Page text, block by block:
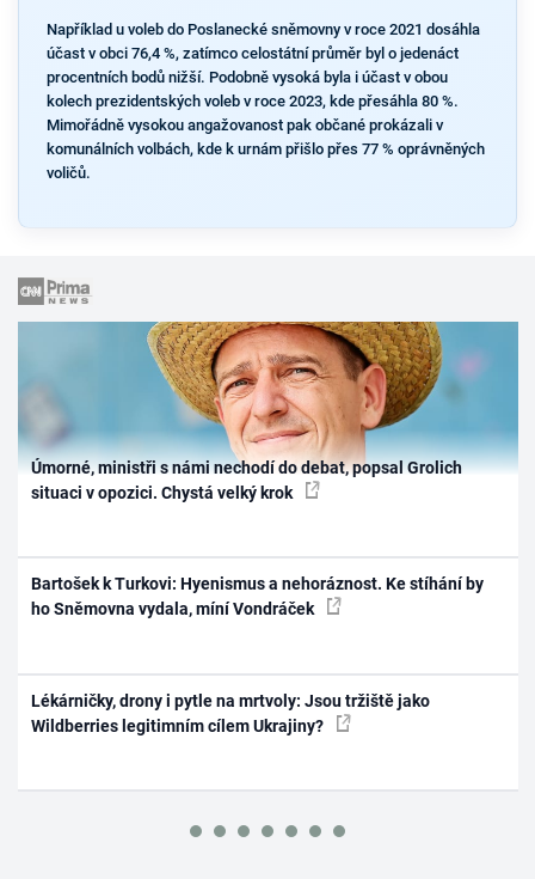
Například u voleb do Poslanecké sněmovny v roce 2021 dosáhla
účast v obci 76,4 %, zatímco celostátní průměr byl o jedenáct
procentních bodů nižší. Podobně vysoká byla i účast v obou
kolech prezidentských voleb v roce 2023, kde přesáhla 80 %.
Mimořádně vysokou angažovanost pak občané prokázali v
komunálních volbách, kde k urnám přišlo přes 77 % oprávněných
voličů.
Úmorné, ministři s námi nechodí do debat, popsal Grolich
situaci v opozici. Chystá velký krok
Bartošek k Turkovi: Hyenismus a nehoráznost. Ke stíhání by
ho Sněmovna vydala, míní Vondráček
Lékárničky, drony i pytle na mrtvoly: Jsou tržiště jako
Wildberries legitimním cílem Ukrajiny?